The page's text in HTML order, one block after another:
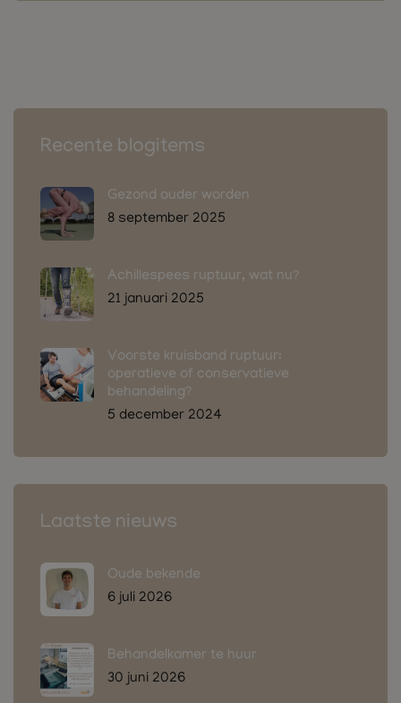
Recente blogitems
Gezond ouder worden
8 september 2025
Achillespees ruptuur, wat nu?
21 januari 2025
Voorste kruisband ruptuur:
operatieve of conservatieve
behandeling?
5 december 2024
Laatste nieuws
Oude bekende
6 juli 2026
Behandelkamer te huur
30 juni 2026